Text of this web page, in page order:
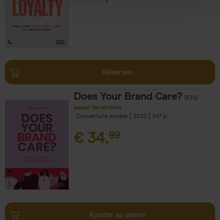
Réserver
Does Your Brand Care? (EN)
Isabel Verstraete
Couverture souple
2021 147
€ 34,99
Ajouter au panier